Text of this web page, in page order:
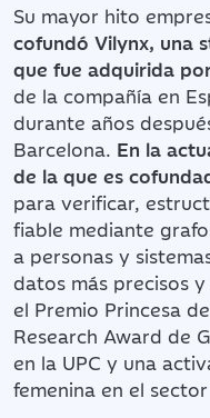
Su mayor hito
cofundó Vilynx, una
que fue adquirida
de la compañía en
durante años
Barcelona. En la
de la que es
para verificar,
fiable mediante
a personas y
datos más precisos
el Premio Princesa
Research Award de
en la UPC y una
femenina en el